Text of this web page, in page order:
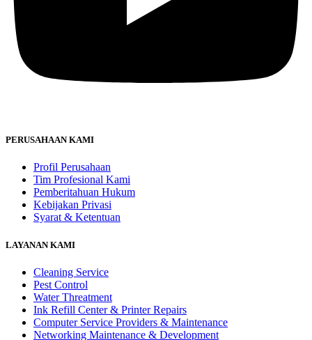
PERUSAHAAN KAMI
Profil Perusahaan
Tim Profesional Kami
Pemberitahuan Hukum
Kebijakan Privasi
Syarat & Ketentuan
LAYANAN KAMI
Cleaning Service
Pest Control
Water Threatment
Ink Refill Center & Printer Repairs
Computer Service Providers & Maintenance
Networking Maintenance & Development